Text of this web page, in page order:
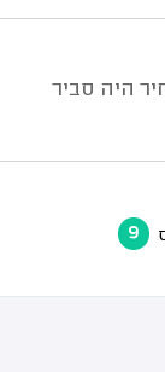
היה סביר
9